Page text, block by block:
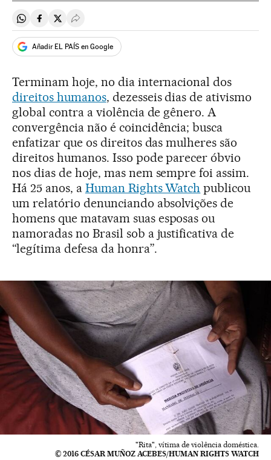
Compartir en Whatsapp
Compartir en Facebook
Compartir en Twitter
Desplegar Redes Sociales
Añadir EL PAÍS en Google
Terminam hoje, no dia internacional dos
direitos humanos, dezesseis dias de ativismo
global contra a violência de gênero. A
convergência não é coincidência; busca
enfatizar que os direitos das mulheres são
direitos humanos. Isso pode parecer óbvio
nos dias de hoje, mas nem sempre foi assim.
Há 25 anos, a Human Rights Watch publicou
um relatório denunciando absolvições de
homens que matavam suas esposas ou
namoradas no Brasil sob a justificativa de
“legítima defesa da honra”.
"Rita", vítima de violência doméstica.
© 2016 CÉSAR MUÑOZ ACEBES/HUMAN RIGHTS WATCH